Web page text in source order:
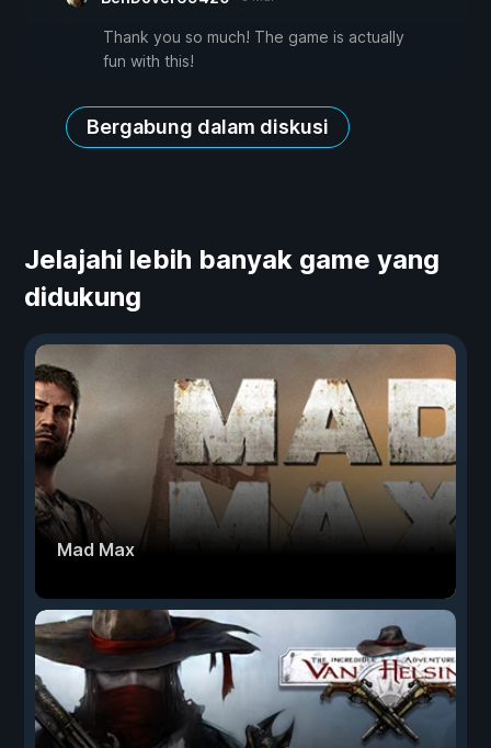
Thank you so much! The game is actually
fun with this!
Bergabung dalam diskusi
Jelajahi lebih banyak game yang
didukung
Mad Max